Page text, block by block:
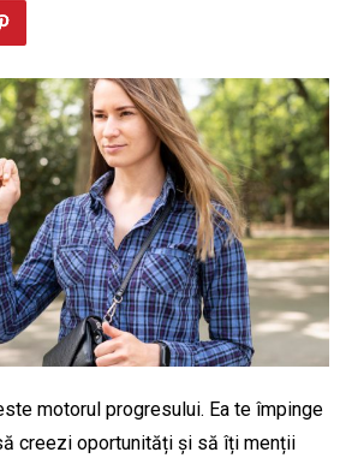
motorul progresului. Ea te împinge
creezi oportunități și să îți menții